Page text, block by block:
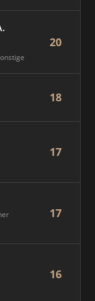
20
18
17
17
16